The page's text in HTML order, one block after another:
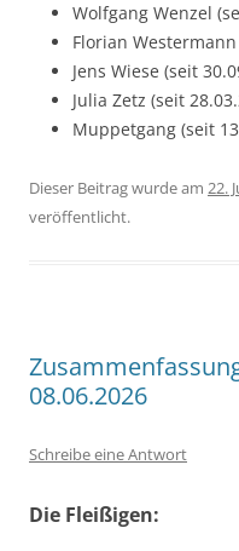
Wolfgang Wenzel
Florian
Jens Wiese (seit
Julia Zetz (seit
Muppetgang (seit
Dieser Beitrag wurde am 22.
veröffentlicht.
08.06.2026
Schreibe eine Antwort
Die Fleißigen: